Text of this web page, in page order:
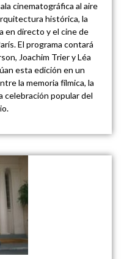
cinematográfica al aire
histórica, la
en directo y el cine de
El programa contará
Joachim Trier y Léa
esta edición en un
la memoria fílmica, la
celebración popular del